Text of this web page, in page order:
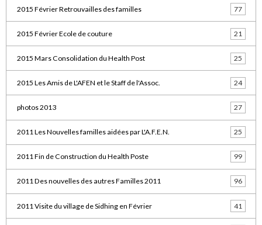
2015 Février Retrouvailles des familles 77
2015 Février Ecole de couture 21
2015 Mars Consolidation du Health Post 25
2015 Les Amis de L'AFEN et le Staff de l'Assoc. 24
photos 2013 27
2011 Les Nouvelles familles aidées par L'A.F.E.N. 25
2011 Fin de Construction du Health Poste 99
2011 Des nouvelles des autres Familles 2011 96
2011 Visite du village de Sidhing en Février 41